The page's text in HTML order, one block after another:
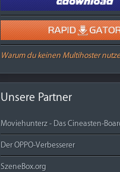
Warum du keinen Multihoster
Unsere Partner
Moviehunterz - Das Cineasten-
Der OPPO-Verbesserer
SzeneBox.org